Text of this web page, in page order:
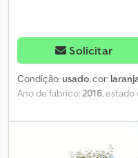
Solicitar
Condição:usado, cor:
Ano de fabrico:2016, estado
pneu traseiro:385/65R22.5
iluminação,
(dianteiros): 385/65R22.5,